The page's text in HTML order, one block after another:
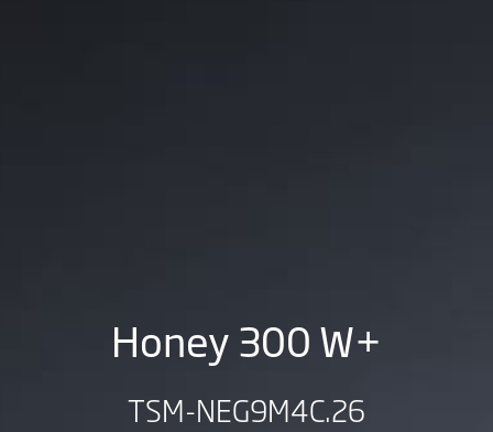
Honey 300 W+
TSM-NEG9M4C.26